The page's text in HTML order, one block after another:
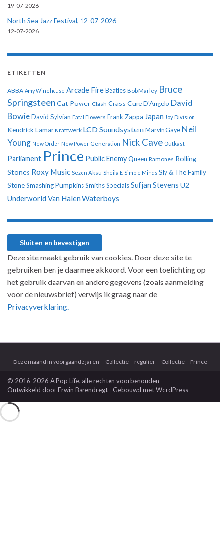
19-07-2026
North Sea Jazz Festival, 12-07-2026
12-07-2026
ETIKETTEN
ABBA Amy Winehouse Arcade Fire Beatles Bob Marley Bruce
Springsteen Cat Power Clash Crass CureD'Angelo David
BowieDavid Sylvian Fatal Flowers Frank Zappa Japan Joy Division
Kendrick Lamar Kraftwerk LCD Soundsystem Marvin Gaye Neil
Young New Order New Power Generation Nick Cave Outkast
Parliament Prince Public EnemyQueen Ramones Rolling
Stones Roxy Music Sezen Aksu Sheila E Simple Minds Sly & The Family
StoneSmashing PumpkinsSmithsSpecialsSufjan Stevens U2
Underworld Van Halen Waterboys
Deze site maakt gebruik van cookies. Door deze site te
gebruiken ben je daarmee akkoord. Voor een toelichting op
het gebruik daarvan en andere gegevens (zoals aanmelding
voor de nieuwsbrief) verwijs ik graag naar de
Privacyverklaring.
Deze maand in voorgaande jaren Collectie – regulier Collectie – Prince
© 2016-2026 A Pop Life, alle rechten voorbehouden
Ontwikkeld doorErwin Barendregt | Gebouwd metWordPress